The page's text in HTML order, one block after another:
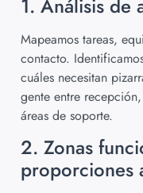
1. Análisis de
Mapeamos tareas,
contacto.
cuáles necesitan
gente entre
áreas de soporte.
2. Zonas
proporciones